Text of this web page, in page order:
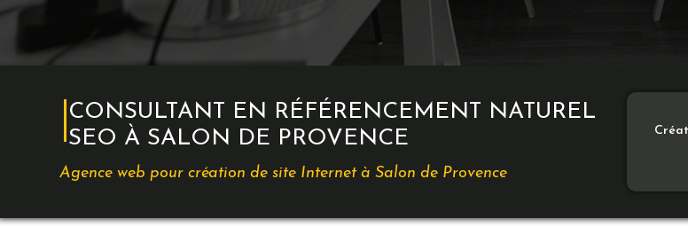
CONSULTANT EN RÉFÉRENCEMENT NATUREL
SEO À SALON DE PROVENCE
Agence web pour création de site Internet à Salon de Provence